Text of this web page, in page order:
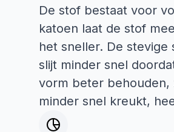
De stof bestaat voor
katoen laat de stof
het sneller. De
slijt minder snel
vorm beter behouden,
minder snel kreukt,